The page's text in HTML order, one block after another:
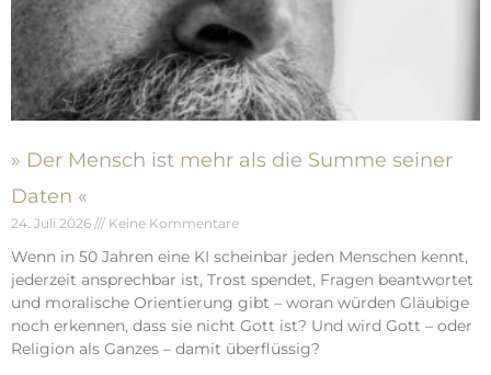
» Der Mensch ist mehr als die Summe seiner
Daten «
24. Juli 2026 Keine Kommentare
Wenn in 50 Jahren eine KI scheinbar jeden Menschen kennt,
jederzeit ansprechbar ist, Trost spendet, Fragen beantwortet
und moralische Orientierung gibt – woran würden Gläubige
noch erkennen, dass sie nicht Gott ist? Und wird Gott – oder
Religion als Ganzes – damit überflüssig?